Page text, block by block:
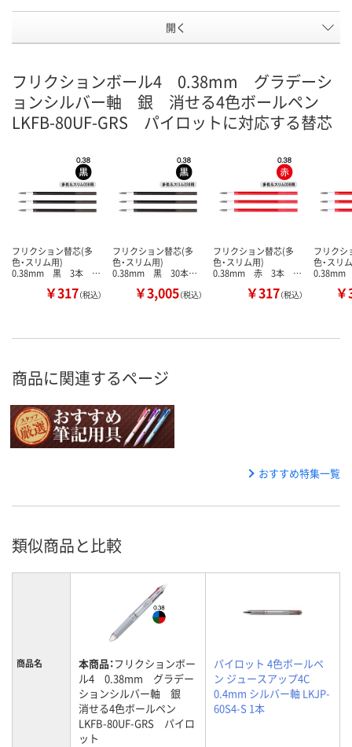
開く
フリクションボール4 0.38mm グラデーシ
ョンシルバー軸 銀 消せる4色ボールペン
LKFB-80UF-GRS パイロットに対応する替芯
フリクション替芯(多
色・スリム用)
0.38mm 黒 3本 …
￥317（税込）
フリクション替芯(多
色・スリム用)
0.38mm 黒 30本…
￥3,005（税込）
フリクション替芯(多
色・スリム用)
0.38mm 赤 3本 …
￥317（税込）
フリクシ
色・ス
商品に関連するページ
おすすめ特集一覧
類似商品と比較
商品名 本商品：フリクションボー
ル4 0.38mm グラデー
ションシルバー軸 銀
消せる4色ボールペン
LKFB-80UF-GRS パイロ
ット
パイロット 4色ボールペ
ン ジュースアップ4C
0.4mm シルバー軸 LKJP-
60S4-S 1本